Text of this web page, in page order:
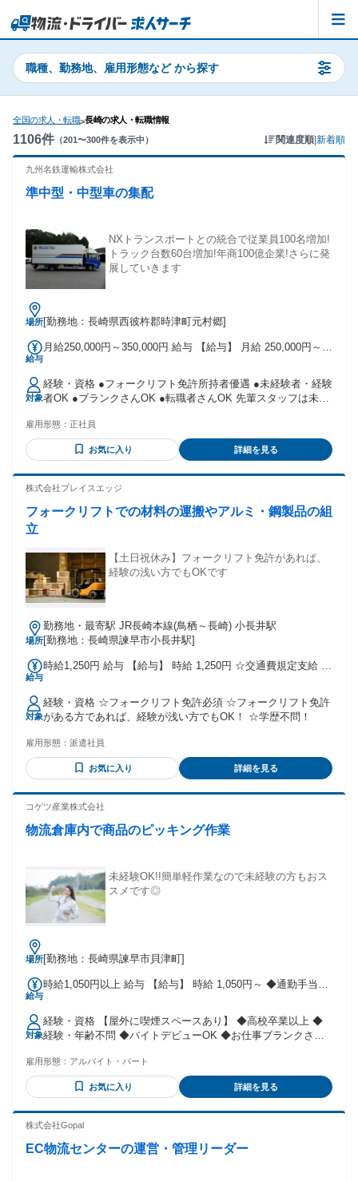
職種、勤務地、雇用形態など から探す
全国の求人・転職>長崎の求人・転職情報
1106件 （201〜300件を表示中） 関連度順 新着順
九州名鉄運輸株式会社
準中型・中型車の集配
NXトランスポートとの統合で従業員100名増加!
トラック台数60台増加!年商100億企業!さらに発
展していきます
場所[勤務地：長崎県西彼杵郡時津町元村郷]
給与
月給250,000円～350,000円 給与 【給与】 月給 250,000円～
対象
経験・資格 ●フォークリフト免許所持者優遇 ●未経験者・経験
者OK ●ブランクさんOK ●転職者さんOK 先輩スタッフは未経
要大型免許 ※経験者の方優遇致します！ ※準中型免許以下の
方でもお気軽にお問い合わせください。 (免許支援制度があり
ますので、入社後免許取得も可能です。) ★業界未経験から始
雇用形態： 正社員
お気に入り 詳細を見る
株式会社プレイスエッジ
フォークリフトでの材料の運搬やアルミ・鋼製品の組
立
【土日祝休み】フォークリフト免許があれぱ、
経験の浅い方でもOKです
場所
勤務地・最寄駅 JR長崎本線(鳥栖～長崎) 小長井駅
[勤務地：長崎県諫早市小長井駅]
給与
時給1,250円 給与 【給与】 時給 1,250円 ☆交通費規定支給 ☆
通費】 (距離に応じて※上限 13,720円) ◆通勤時の高速道路代
を補助します(規定有) 遠方にお住まいの方も安心♪
対象
経験・資格 ☆フォークリフト免許必須 ☆フォークリフト免許
がある方であれば、経験が浅い方でもOK！ ☆学歴不問！
雇用形態： 派遣社員
お気に入り 詳細を見る
コゲツ産業株式会社
物流倉庫内で商品のピッキング作業
未経験OK!!簡単軽作業なので未経験の方もおス
スメです◎
場所[勤務地：長崎県諫早市貝津町]
給与
時給1,050円以上 給与 【給与】 時給 1,050円～ ◆通勤手当あ
対象
経験・資格 【屋外に喫煙スペースあり】 ◆高校卒業以上 ◆
経験・年齢不問 ◆バイトデビューOK ◆お仕事ブランクさん
ら働くことができます。 幅広い年代のスタッフが活躍するこ
とができる職場です｡ ですので、お気軽にご応募ください♪
雇用形態： アルバイト・パート
お気に入り 詳細を見る
株式会社Gopal
EC物流センターの運営・管理リーダー